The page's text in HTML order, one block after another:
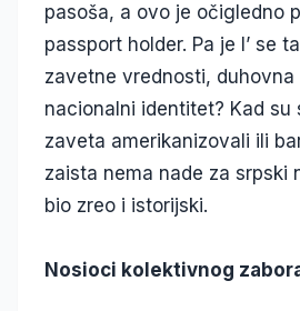
pasoša, a ovo je očigledno
passport holder. Pa je l’ se
zavetne vrednosti, duhovna
nacionalni identitet? Kad su
zaveta amerikanizovali ili
zaista nema nade za srpski
bio zreo i istorijski.
Nosioci kolektivnog